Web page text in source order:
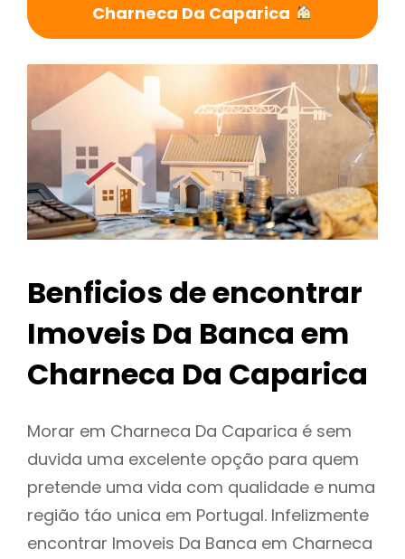
Charneca Da Caparica
Benficios de encontrar
Imoveis Da Banca em
Charneca Da Caparica
Morar em Charneca Da Caparica é sem
duvida uma excelente opção para quem
pretende uma vida com qualidade e numa
região táo unica em Portugal. Infelizmente
encontrar Imoveis Da Banca em Charneca